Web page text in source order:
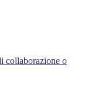
collaborazione o